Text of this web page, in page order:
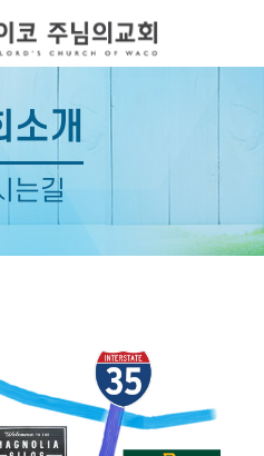
소개
는길